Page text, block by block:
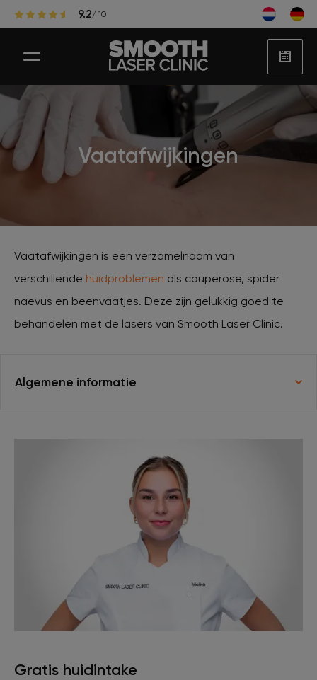
9.2/ 10
Vaatafwijkingen
Vaatafwijkingen is een verzamelnaam van
verschillende huidproblemen als couperose, spider
naevus en beenvaatjes. Deze zijn gelukkig goed te
behandelen met de lasers van Smooth Laser Clinic.
Algemene informatie
Gratis huidintake
Laser ontharen
Huidproblemen
Ervaringen